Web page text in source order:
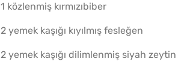
1 közlenmiş kırmızıbiber
2 yemek kaşığı kıyılmış fesleğen
2 yemek kaşığı dilimlenmiş siyah zeytin